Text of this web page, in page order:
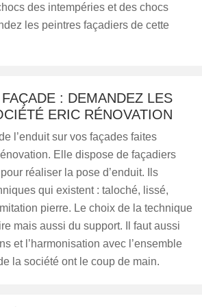
des intempéries et des chocs
les peintres façadiers de cette
: DEMANDEZ LES
ERIC RÉNOVATION
l’enduit sur vos façades faites
Elle dispose de façadiers
réaliser la pose d’enduit. Ils
qui existent : taloché, lissé,
pierre. Le choix de la technique
mais aussi du support. Il faut aussi
et l’harmonisation avec l’ensemble
la société ont le coup de main.